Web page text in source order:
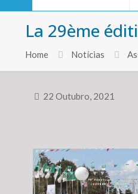
La 29ème
Home Notícias
22 Outubro, 2021